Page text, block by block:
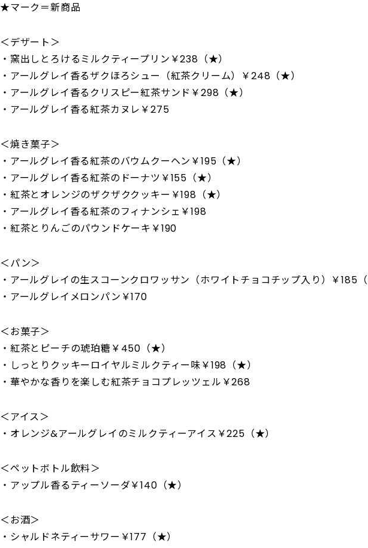
★マーク＝新商品
＜デザート＞
・窯出しとろけるミルクティープリン￥238（★）
・アールグレイ香るザクほろシュー（紅茶クリーム）￥248（★）
・アールグレイ香るクリスピー紅茶サンド￥298（★）
・アールグレイ香る紅茶カヌレ￥275
＜焼き菓子＞
・アールグレイ香る紅茶のバウムクーヘン￥195（★）
・アールグレイ香る紅茶のドーナツ￥155（★）
・紅茶とオレンジのザクザククッキー￥198（★）
・アールグレイ香る紅茶のフィナンシェ￥198
・紅茶とりんごのパウンドケーキ￥190
＜パン＞
・アールグレイの生スコーンクロワッサン（ホワイトチョコチップ入り）￥185
・アールグレイメロンパン￥170
＜お菓子＞
・紅茶とピーチの琥珀糖￥450（★）
・しっとりクッキーロイヤルミルクティー味￥198（★）
・華やかな香りを楽しむ紅茶チョコプレッツェル￥268
＜アイス＞
・オレンジ&アールグレイのミルクティーアイス￥225（★）
＜ペットボトル飲料＞
・アップル香るティーソーダ￥140（★）
＜お酒＞
・シャルドネティーサワー￥177（★）